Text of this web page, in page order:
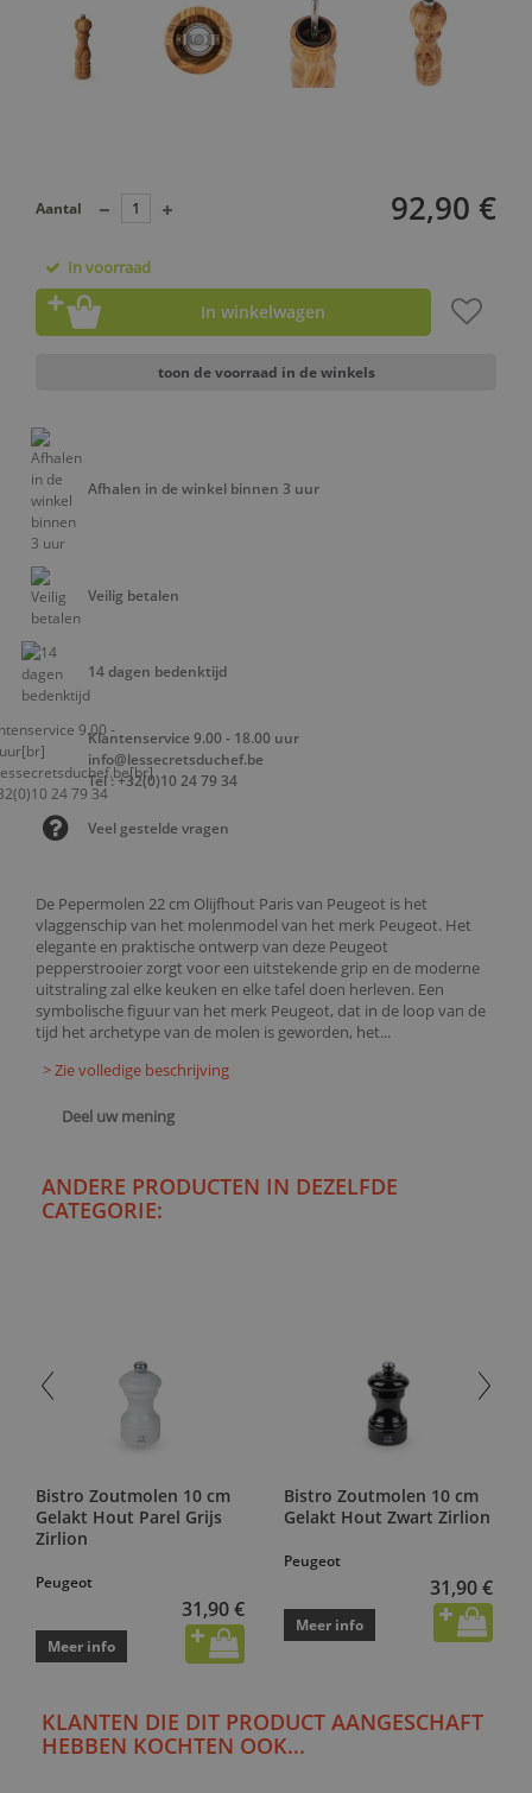
De Pepermolen 22 cm Olijfhout Paris van Peugeot is het
vlaggenschip van het molenmodel van het merk Peugeot. Het
elegante en praktische ontwerp van deze Peugeot
pepperstrooier zorgt voor een uitstekende grip en de moderne
uitstraling zal elke keuken en elke tafel doen herleven. Een
symbolische figuur van het merk Peugeot, dat in de loop van de
tijd het archetype van de molen is geworden, het...
> Zie volledige beschrijving
Deel uw mening
92,90 €
Aantal
In voorraad
In winkelwagen
toon de voorraad in de winkels
Afhalen in de winkel binnen 3 uur
Veilig betalen
14 dagen bedenktijd
Klantenservice 9.00 - 18.00 uur
info@lessecretsduchef.be
Tel : +32(0)10 24 79 34
Veel gestelde vragen
ANDERE PRODUCTEN IN DEZELFDE
CATEGORIE:
Bistro Zoutmolen 10 cm
Gelakt Hout Parel Grijs
Zirlion
Peugeot
31,90 €
Meer info
Bistro Zoutmolen 10 cm
Gelakt Hout Zwart Zirlion
Peugeot
31,90 €
Meer info
KLANTEN DIE DIT PRODUCT AANGESCHAFT
HEBBEN KOCHTEN OOK...